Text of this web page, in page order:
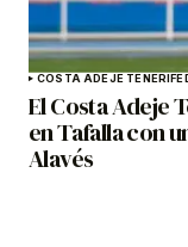
COSTA ADEJE TENERIFE
El Costa Adeje
en Tafalla con
Alavés